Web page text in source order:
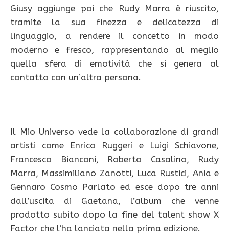
Giusy aggiunge poi che Rudy Marra è riuscito,
tramite la sua finezza e delicatezza di
linguaggio, a rendere il concetto in modo
moderno e fresco, rappresentando al meglio
quella sfera di emotività che si genera al
contatto con un’altra persona.
Il Mio Universo vede la collaborazione di grandi
artisti come Enrico Ruggeri e Luigi Schiavone,
Francesco Bianconi, Roberto Casalino, Rudy
Marra, Massimiliano Zanotti, Luca Rustici, Ania e
Gennaro Cosmo Parlato ed esce dopo tre anni
dall’uscita di Gaetana, l’album che venne
prodotto subito dopo la fine del talent show X
Factor che l’ha lanciata nella prima edizione.